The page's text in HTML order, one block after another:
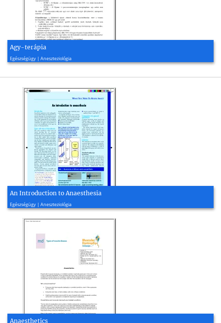
Agy-terápia
Egészségügy | Aneszteziológia
2008, 2 oldal
An Introduction to Anaesthesia
Egészségügy | Aneszteziológia
2013, 5 oldal
Anaesthetics